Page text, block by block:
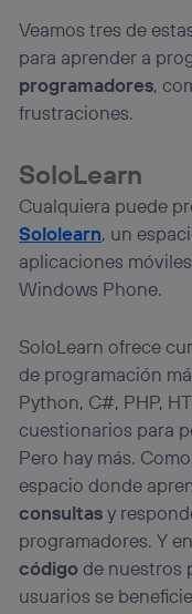
Veamos tres de
para aprender a
programadores,
frustraciones.
SoloLearn
Cualquiera puede
Sololearn, un
aplicaciones
Windows Phone.
SoloLearn ofrece
de programación
Python, C#, PHP,
cuestionarios para
Pero hay más.
espacio donde
consultasy
programadores. Y
códigode nuestros
usuarios se